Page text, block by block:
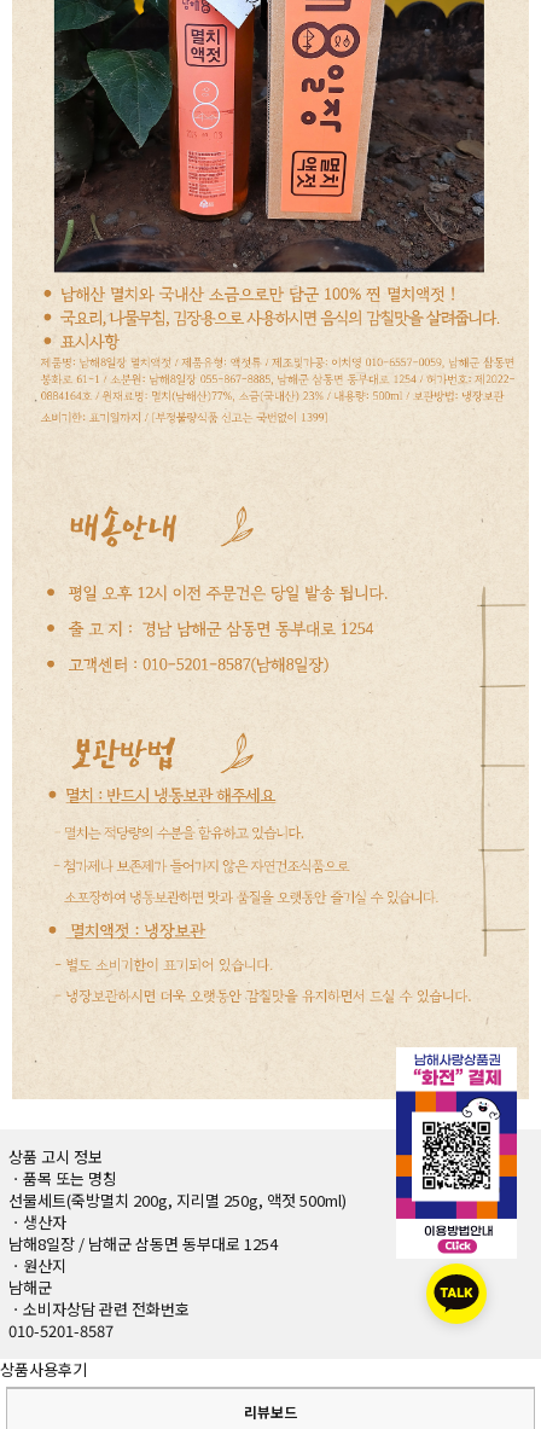
상품 고시 정보
ㆍ품목 또는 명칭
선물세트(죽방멸치 200g, 지리멸 250g, 액젓 500ml)
ㆍ생산자
남해8일장 / 남해군 삼동면 동부대로 1254
ㆍ원산지
남해군
ㆍ소비자상담 관련 전화번호
010-5201-8587
상품사용후기
리뷰보드